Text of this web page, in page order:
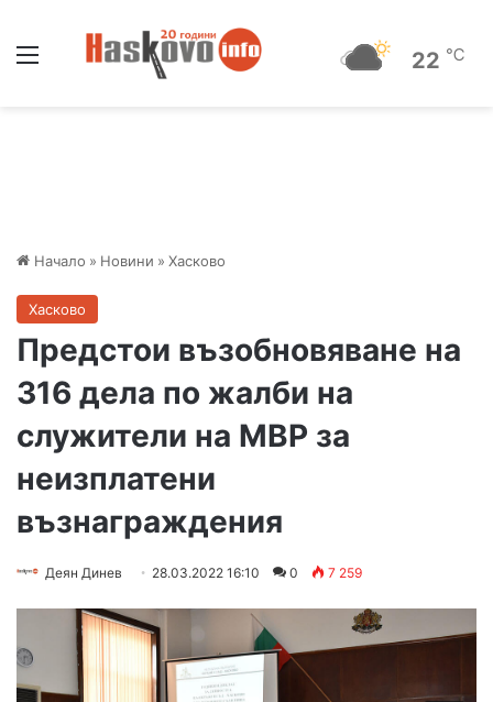
22 ℃
Начало » Новини » Хасково
Хасково
Предстои възобновяване на
316 дела по жалби на
служители на МВР за
неизплатени
възнаграждения
Деян Динев 28.03.2022 16:10 0 7 259